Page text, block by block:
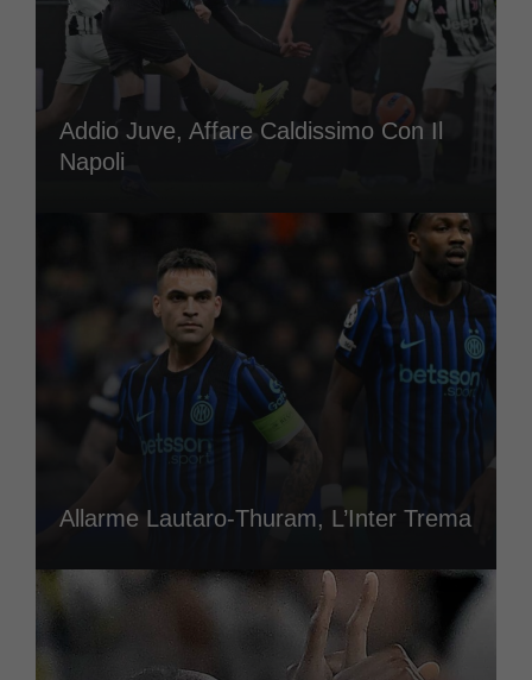
Addio Juve, Affare Caldissimo Con Il
Napoli
Allarme Lautaro-Thuram, L’Inter Trema